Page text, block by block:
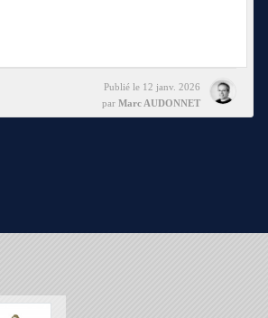
Publié le 12 janv. 2026
par Marc AUDONNET